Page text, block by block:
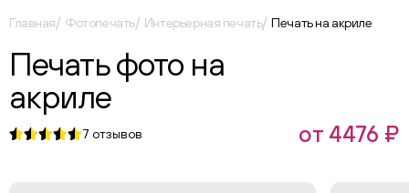
Главная Фотопечать Интерьерная печать Печать на акриле
Печать фото на
акриле
7 отзывов от 4476 ₽